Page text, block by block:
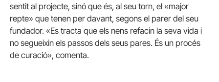
sentit al projecte, sinó que és, al seu torn, el «major
repte» que tenen per davant, segons el parer del seu
fundador. «Es tracta que els nens refacin la seva vida i
no segueixin els passos dels seus pares. És un procés
de curació», comenta.